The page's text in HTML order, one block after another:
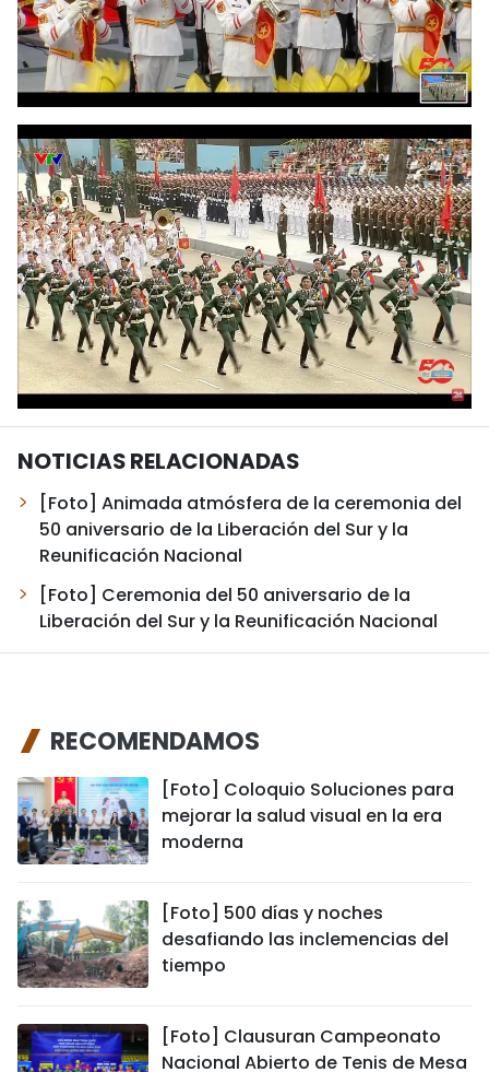
NOTICIAS RELACIONADAS
[Foto] Animada atmósfera de la ceremonia del
50 aniversario de la Liberación del Sur y la
Reunificación Nacional
[Foto] Ceremonia del 50 aniversario de la
Liberación del Sur y la Reunificación Nacional
RECOMENDAMOS
[Foto] Coloquio Soluciones para
mejorar la salud visual en la era
moderna
[Foto] 500 días y noches
desafiando las inclemencias del
tiempo
[Foto] Clausuran Campeonato
Nacional Abierto de Tenis de Mesa